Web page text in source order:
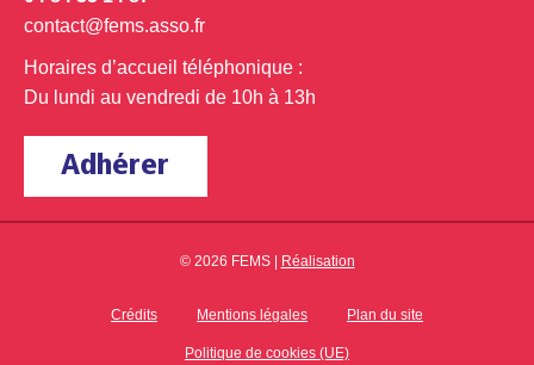
contact@fems.asso.fr
Horaires d’accueil téléphonique :
Du lundi au vendredi de 10h à 13h
Adhérer
© 2026 FEMS | Réalisation
Crédits Mentions légales Plan du site
Politique de cookies (UE)